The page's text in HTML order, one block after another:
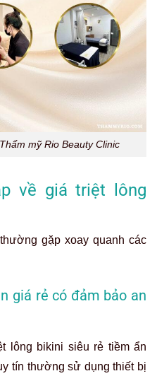
mỹ Rio Beauty Clinic
về giá triệt lông
gặp xoay quanh các
giá rẻ có đảm bảo an
lông bikini siêu rẻ tiềm ẩn
tín thường sử dụng thiết bị